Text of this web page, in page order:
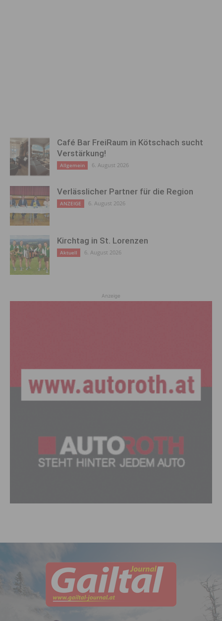
Café Bar FreiRaum in Kötschach sucht
Verstärkung!
Allgemein 6. August 2026
Verlässlicher Partner für die Region
ANZEIGE 6. August 2026
Kirchtag in St. Lorenzen
Aktuell 6. August 2026
Anzeige